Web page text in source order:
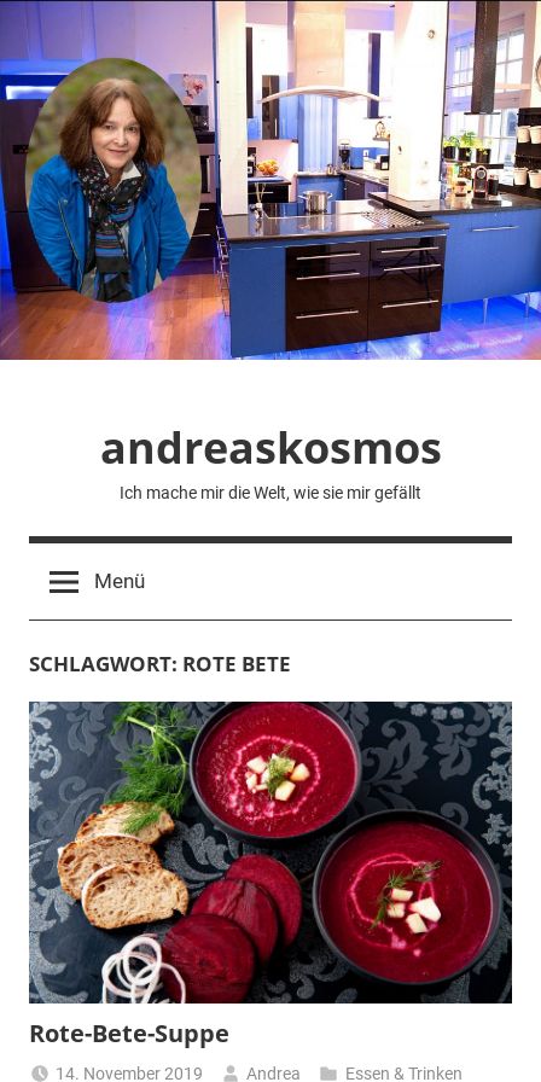
Inhalt
springen
andreaskosmos
Ich mache mir die Welt, wie sie mir gefällt
Menü
SCHLAGWORT: ROTE BETE
Rote-Bete-Suppe
14. November 2019 Andrea Essen & Trinken